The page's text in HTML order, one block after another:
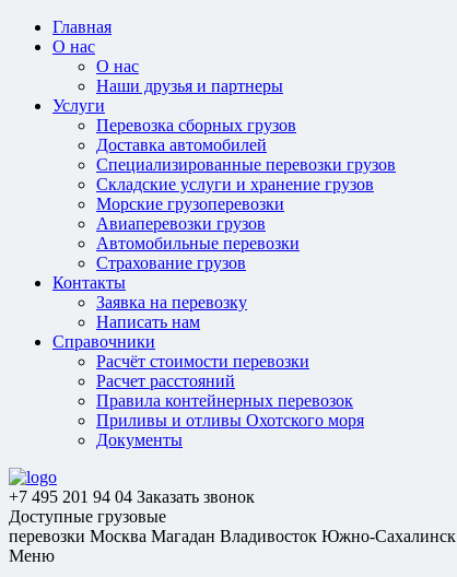
Главная
О нас
О нас
Наши друзья и партнеры
Услуги
Перевозка сборных грузов
Доставка автомобилей
Специализированные перевозки грузов
Складские услуги и хранение грузов
Морские грузоперевозки
Авиаперевозки грузов
Автомобильные перевозки
Страхование грузов
Контакты
Заявка на перевозку
Написать нам
Справочники
Расчёт стоимости перевозки
Расчет расстояний
Правила контейнерных перевозок
Приливы и отливы Охотского моря
Документы
+7 495 201 94 04 Заказать звонок
Доступные грузовые
перевозки Москва Магадан Владивосток Южно-Сахалинск
Меню